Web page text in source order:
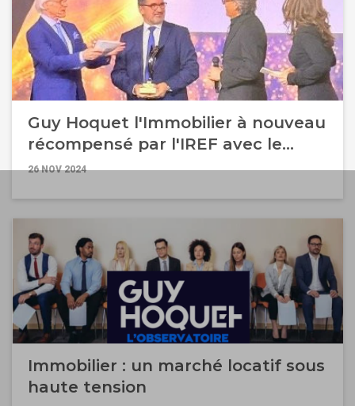
Guy Hoquet l'Immobilier à nouveau
récompensé par l'IREF avec le
"Grand Prix de l'Innovation IA" !
26 NOV 2024
Immobilier : un marché locatif sous
haute tension